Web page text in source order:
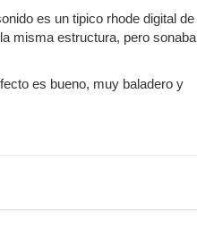
es un tipico rhode digital de
misma estructura, pero sonaba
es bueno, muy baladero y